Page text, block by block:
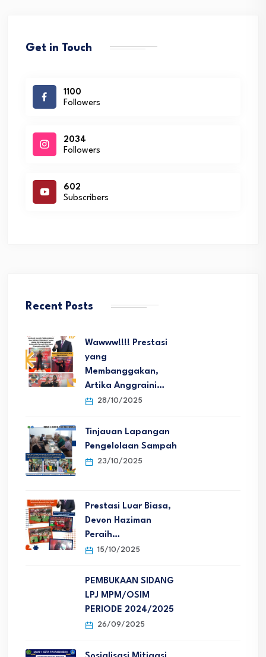
Get in Touch
1100
Followers
2034
Followers
602
Subscribers
Recent Posts
Wawww!!!! Prestasi
yang
Membanggakan,
Artika Anggraini…
28/10/2025
Tinjauan Lapangan
Pengelolaan Sampah
23/10/2025
Prestasi Luar Biasa,
Devon Haziman
Peraih…
15/10/2025
PEMBUKAAN SIDANG
LPJ MPM/OSIM
PERIODE 2024/2025
26/09/2025